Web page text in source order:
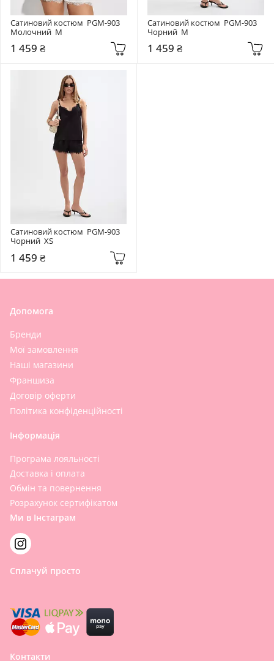
Сатиновий костюм  PGM-903
Молочний  M
1 459 ₴
Сатиновий костюм  PGM-903
Чорний  M
1 459 ₴
Сатиновий костюм  PGM-903
Чорний  XS
1 459 ₴
Допомога
Бренди
Мої замовлення
Наші магазини
Франшиза
Договір оферти
Політика конфіденційності
Інформація
Програма лояльності
Доставка і оплата
Обмін та повернення
Розрахунок сертифікатом
Ми в Інстаграм
Сплачуй просто
Контакти